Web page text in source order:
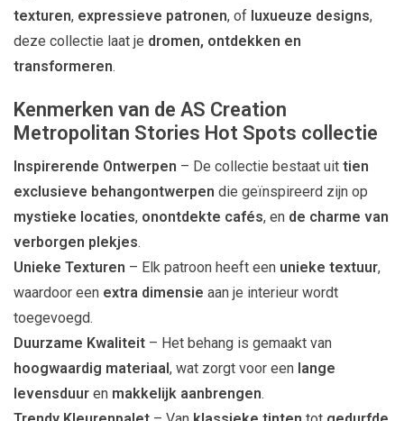
texturen, expressieve patronen, of luxueuze designs,
deze collectie laat je dromen, ontdekken en
transformeren.
Kenmerken van de AS Creation
Metropolitan Stories Hot Spots collectie
Inspirerende Ontwerpen – De collectie bestaat uit tien
exclusieve behangontwerpen die geïnspireerd zijn op
mystieke locaties, onontdekte cafés, en de charme van
verborgen plekjes.
Unieke Texturen – Elk patroon heeft een unieke textuur,
waardoor een extra dimensie aan je interieur wordt
toegevoegd.
Duurzame Kwaliteit – Het behang is gemaakt van
hoogwaardig materiaal, wat zorgt voor een lange
levensduur en makkelijk aanbrengen.